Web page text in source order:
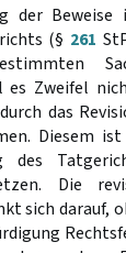
der Beweise
(§ 261
es Zweifel
das
Diesem
des
Die
sich darauf,